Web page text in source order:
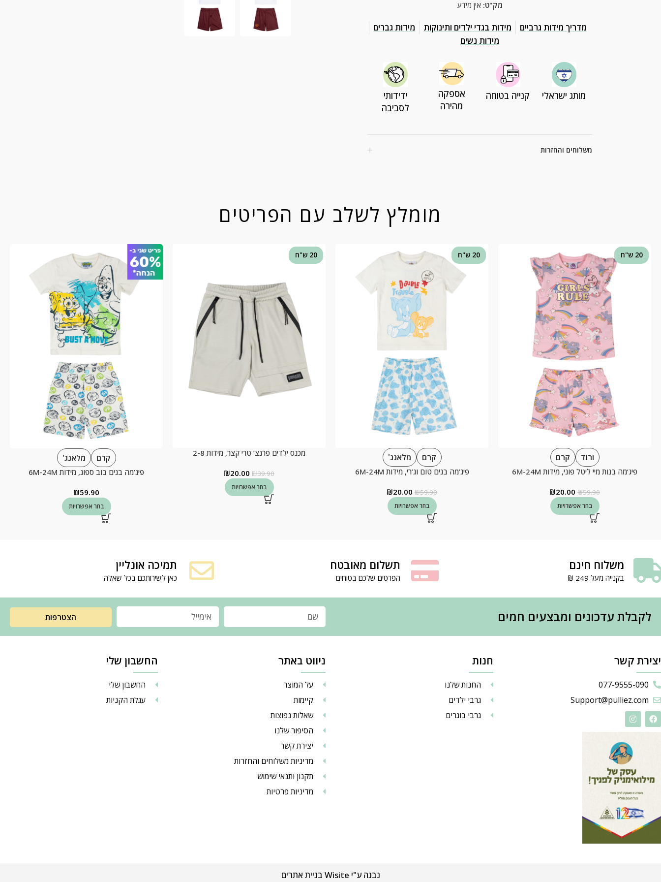
מק"ט: אין מידע
מדריך מידות גרביים מידות בגדי ילדים ותינוקות
מידות גברים
מידות נשים
מותג ישראלי קנייה בטוחה
אספקה
מהירה
ידידותי
לסביבה
משלוחים והחזרות
מומלץ לשלב עם הפריטים
20 ש"ח
ורוד קרם
פיג’מה בנות מיי ליטל פוני, מידות 6M-24M
₪59.90
₪20.00
בחר אפשרויות
20 ש"ח
קרם מלאנג'
פיג’מה בנים טום וג’רי, מידות 6M-24M
₪59.90
₪20.00
בחר אפשרויות
20 ש"ח
מכנס ילדים פרנצ’ טרי קצר, מידות 2-8
₪39.90
₪20.00
בחר אפשרויות
קרם מלאנג'
פיג’מה בנים בוב ספוג, מידות 6M-24M
₪59.90
בחר אפשרויות
משלוח חינם
בקנייה מעל 249 ₪
תשלום מאובטח
הפרטים שלכם בטוחים
תמיכה אונליין
כאן לשירותכם בכל שאלה
לקבלת עדכונים ומבצעים חמים הצטרפות
יצירת קשר
077-9555-090
Support@pulliez.com
חנות
החנות שלנו
גרבי ילדים
גרבי בוגרים
ניווט באתר
על המוצר
קיימות
שאלות נפוצות
הסיפור שלנו
יצירת קשר
מדיניות משלוחים והחזרות
תקנון ותנאי שימוש
מדיניות פרטיות
החשבון שלי
החשבון שלי
עגלת הקניות
נבנה ע"י Wisite בניית אתרים